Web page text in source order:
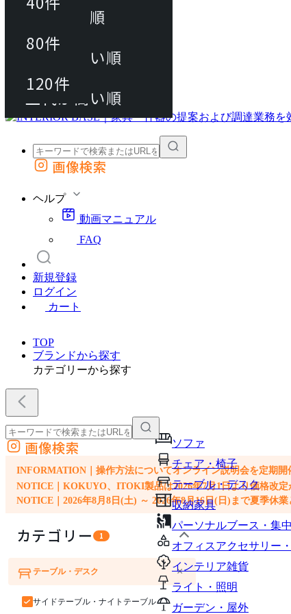
動画マニュアル
FAQ
カート
外部サイトの商品をカートに追加
画像検索
ヘルプ
動画マニュアル
FAQ
新規登録
ログイン
カート
TOP
ブランドから探す
カテゴリーから探す
ソファ
チェア・椅子
テーブル・デスク
収納家具
パーソナルブース・集
オフィスアクセサリー
インテリア雑貨
ライト・照明
ガーデン・屋外
外部サイトの商品をカートに追加
他のサイトで見つけた商品ページのURLを貼り付けて、カートに追加できます
画像検索
INFORMATION｜操作方法についてオンライン説明会を定期開
NOTICE｜KOKUYO、ITOKI製品は2026年7月1日より価格改
NOTICE｜2026年8月8日(土) ～ 2026年8月16日(日)まで夏季休業
カテゴリー 1
ソファ
チェア・椅子
テーブル・デスク ×
サイドテーブル・ナイトテーブル
80件
120件
おすすめ順
上代が安い順
上代が高い順
80件
120件